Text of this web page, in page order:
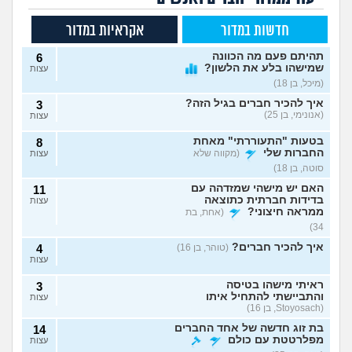
חדשות במדור אקראיות במדור
תהיתם פעם מה הכוונה
שמישהו בלע את הלשון?
(מיכל, בן 18)
6
עצות
איך להכיר חברים בגיל הזה?
(אנונימי, בן 25)
3
עצות
בטעות "התעוררתי" מאחת
החברות שלי
(מקווה שלא
סוטה, בן 18)
8
עצות
האם יש מישהי שמזדהה עם
בדידות חברתית כתוצאה
ממראה חיצוני?
(אחת, בת
34)
11
עצות
איך להכיר חברים? (טוהר, בן 16) 4
עצות
ראיתי מישהו בטיסה
והתביישתי להתחיל איתו
(Stoyosach, בן 16)
3
עצות
בת זוג חדשה של אחד החברים
מפלרטטת עם כולם
14
עצות